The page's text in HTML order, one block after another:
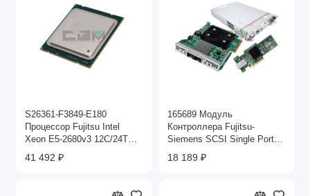
S26361-F3849-E180
Процессор Fujitsu Intel
Xeon E5-2680v3 12C/24T
2.50 GHz
41 492 ₽
165689 Модуль
Контроллера Fujitsu-
Siemens SCSI Single Port
Ultra320 SCSI For Primergy
SX30
18 189 ₽